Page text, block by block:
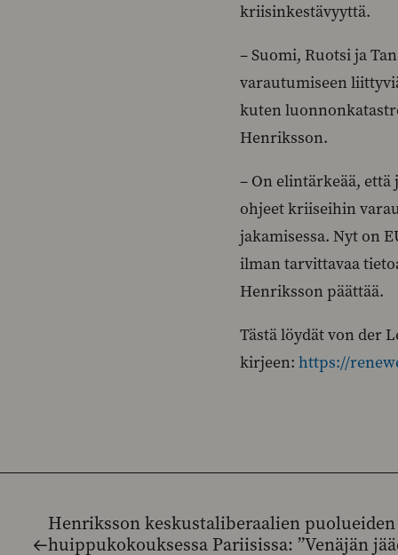
kriisinkestävyyttä.
– Suomi, Ruotsi ja
varautumiseen
kuten
Henriksson.
– On elintärkeää,
ohjeet kriiseihin
jakamisessa. Nyt on
ilman tarvittavaa
Henriksson päättää.
Tästä löydät von der
kirjeen: https://
Henriksson keskustaliberaalien puolueiden
huippukokouksessa Pariisissa: ”Venäjän